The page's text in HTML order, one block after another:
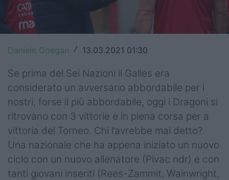
United Rugby Championship
Top14
Premiership
Champions Cup
Challenge Cup
World Rugby
Rugby World Cup
Super Rugby
Daniele Goegan / 13.03.2021 01:30
Se prima del Sei Nazioni il Galles era
considerato un avversario abbordabile per i
nostri, forse il più abbordabile, oggi i Dragoni si
ritrovano con 3 vittorie e in piena corsa per a
vittoria del Torneo. Chi l’avrebbe mai detto?
Una nazionale che ha appena iniziato un nuovo
ciclo con un nuovo allenatore (Pivac ndr) e con
tanti giovani inseriti (Rees-Zammit, Wainwright,